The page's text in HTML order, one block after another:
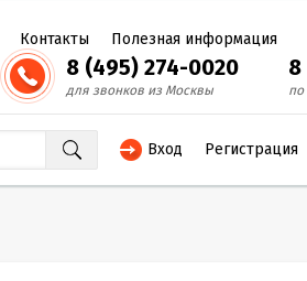
Контакты Полезная информация
8 (495) 274-0020
для звонков из Москвы
8
по
Вход Регистрация